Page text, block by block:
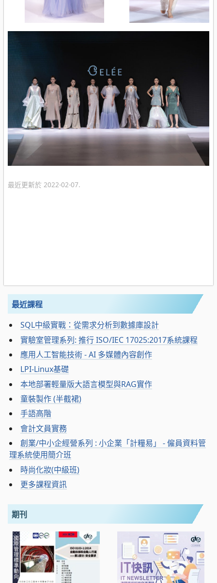
最近更新於 2022-02-07.
最近課程
SQL中級實戰：從需求分析到數據庫設計
實驗室管理系列: 推行 ISO/IEC 17025:2017系統課程
應用人工智能技術 - AI 多媒體內容創作
LPI-Linux基礎
本地部署輕量版大語言模型與RAG實作
童裝製作 (半截裙)
手語高階
會計文員實務
創業/中小企經營系列 : 小企業「計糧易」 - 僱員資料管
理系統使用簡介班
時尚化妝(中級班)
更多課程資訊
期刊